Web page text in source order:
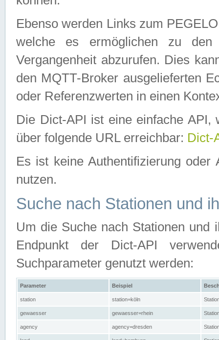
Ebenso werden Links zum
welche es ermöglichen zu den
Vergangenheit abzurufen. Dies
den MQTT-Broker ausgelieferten
oder Referenzwerten in einen
Die Dict-API ist eine einfache API,
über folgende URL erreichbar: Dict-
Es ist keine Authentifizierung
nutzen.
Suche nach Stationen und
Um die Suche nach Stationen und
Endpunkt der Dict-API
Suchparameter genutzt werden:
Parameter Beispiel
station station=köln
gewaesser gewaesser=rhein
agency agency=dresden